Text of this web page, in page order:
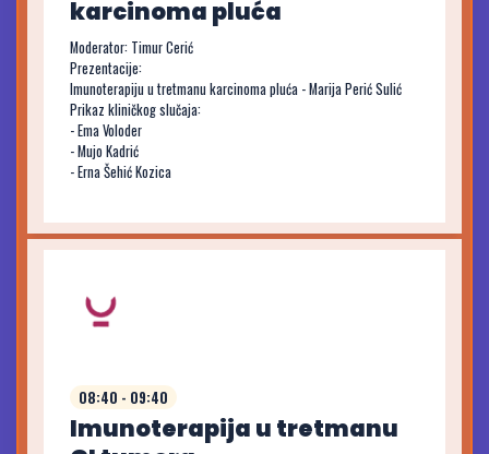
karcinoma pluća
Moderator: Timur Cerić
Prezentacije:
Imunoterapiju u tretmanu karcinoma pluća - Marija Perić Sulić
Prikaz kliničkog slučaja:
- Ema Voloder
- Mujo Kadrić
- Erna Šehić Kozica
08:40 - 09:40
Imunoterapija u tretmanu